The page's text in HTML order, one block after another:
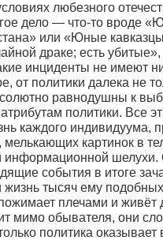
любезного
дело — что-то вроде
или «Юные
драке; есть
инциденты не имеют
от политики далека не
равнодушны к
политики. Все
каждого индивидуума,
картинок в
информационной шелухи.
события в итоге
тысяч ему
плечами и
мимо обывателя, они
политика